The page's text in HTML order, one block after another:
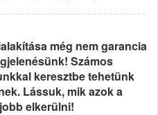
még nem garancia
Számos
keresztbe tehetünk
Lássuk, mik azok a
elkerülni!